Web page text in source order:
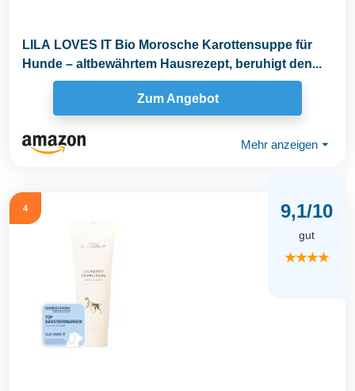
LILA LOVES IT Bio Morosche Karottensuppe für
Hunde – altbewährtem Hausrezept, beruhigt den...
Zum Angebot
Mehr anzeigen ⏷
4 9,1/10
gut
★★★★